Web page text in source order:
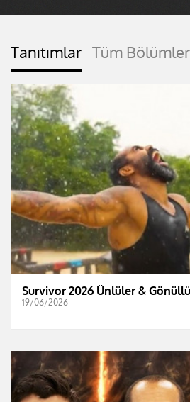
Tanıtımlar Tüm Bölümler
Survivor 2026 Ünlüler &
19/06/2026